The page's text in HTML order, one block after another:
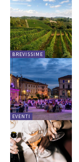
BREVISSIME
EVENTI